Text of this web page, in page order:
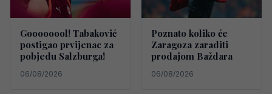
Goooooool! Tabaković
postigao prvijenac za
pobjedu Salzburga!
06/08/2026
Poznato koliko će
Zaragoza zaraditi
prodajom Baždara
06/08/2026